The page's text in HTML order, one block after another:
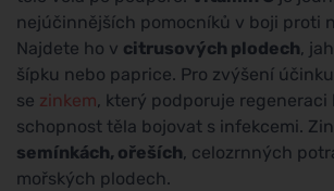
nejúčinnějších pomocníků v boji proti
Najdete ho v citrusových plodech,
šípku nebo paprice. Pro zvýšení
se zinkem, který podporuje regeneraci
schopnost těla bojovat s infekcemi.
semínkách, ořeších, celozrnných
mořských plodech.